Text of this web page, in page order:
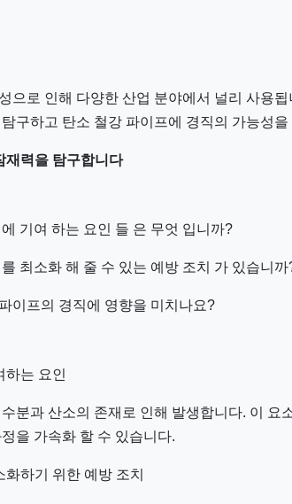
으로 인해 다양한 산업 분야에서 널리 사용
구하고 탄소 철강 파이프에 경직의 가능성
재력을 탐구합니다
기여 하는 요인 들 은 무엇 입니까?
최소화 해 줄 수 있는 예방 조치 가 있습니까
이프의 경직에 영향을 미치나요?
하는 요인
분과 산소의 존재로 인해 발생합니다. 이
을 가속화 할 수 있습니다.
하기 위한 예방 조치